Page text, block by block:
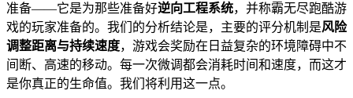
准备——它是为那些准备好逆向工程系统，并称霸无尽跑酷游
戏的玩家准备的。我们的分析结论是，主要的评分机制是风险
调整距离与持续速度，游戏会奖励在日益复杂的环境障碍中不
间断、高速的移动。每一次微调都会消耗时间和速度，而这才
是你真正的生命值。我们将利用这一点。